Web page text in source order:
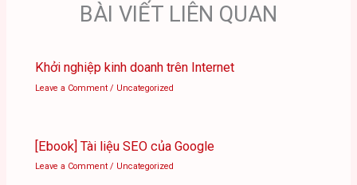
BÀI VIẾT LIÊN QUAN
Khởi nghiệp kinh doanh trên Internet
Leave a Comment / Uncategorized
[Ebook] Tài liệu SEO của Google
Leave a Comment / Uncategorized